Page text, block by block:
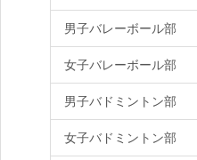
男子バレーボール部
女子バレーボール部
男子バドミントン部
女子バドミントン部